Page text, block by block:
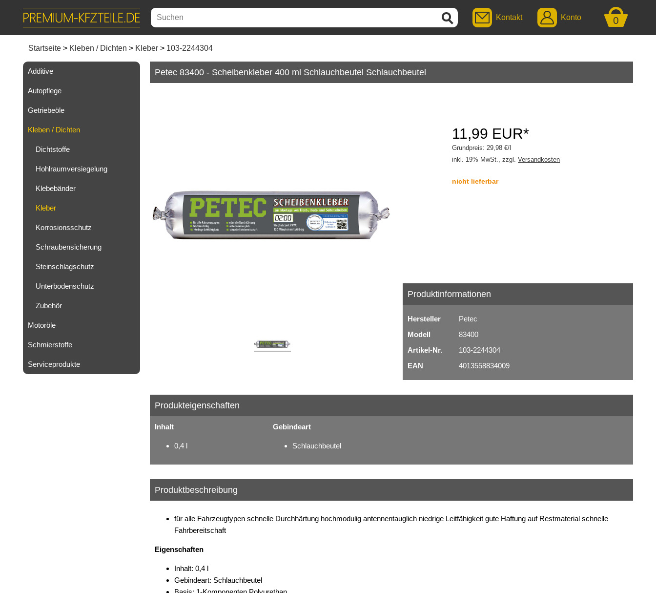
0
Kontakt Konto
Startseite Kleben / Dichten Kleber 103-2244304
Additive
Autopflege
Getriebeöle
Kleben / Dichten
Dichtstoffe
Hohlraumversiegelung
Klebebänder
Kleber
Korrosionsschutz
Schraubensicherung
Steinschlagschutz
Unterbodenschutz
Zubehör
Motoröle
Schmierstoffe
Serviceprodukte
Petec 83400 - Scheibenkleber 400 ml Schlauchbeutel Schlauchbeutel
11,99 EUR*
Grundpreis: 29,98 €/l
inkl. 19% MwSt., zzgl. Versandkosten
nicht lieferbar
Produktinformationen
Hersteller
Petec
Modell
83400
Artikel-Nr.
103-2244304
EAN
4013558834009
Produkteigenschaften
Inhalt
0,4 l
Gebindeart
Schlauchbeutel
Produktbeschreibung
für alle Fahrzeugtypen schnelle Durchhärtung hochmodulig antennentauglich niedrige Leitfähigkeit gute Haftung auf Restmaterial schnelle
Fahrbereitschaft
Eigenschaften
Inhalt: 0,4 l
Gebindeart: Schlauchbeutel